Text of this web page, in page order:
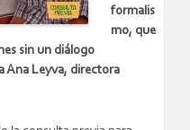
formalis
mo, que
sin un diálogo
Ana Leyva, directora